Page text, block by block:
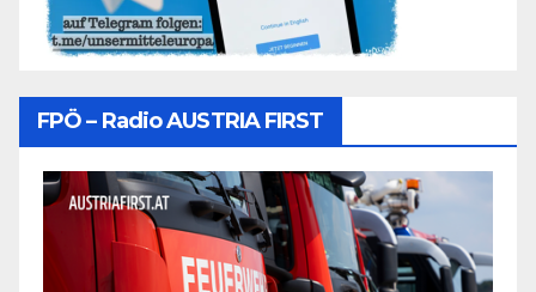
FPÖ – Radio AUSTRIA FIRST